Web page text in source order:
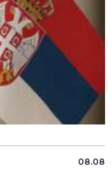
08.08